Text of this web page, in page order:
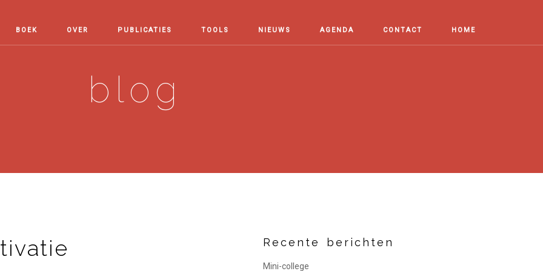
BOEK OVER PUBLICATIES TOOLS NIEUWS AGENDA CONTACT HOME
blog
Recente berichten
Mini-college